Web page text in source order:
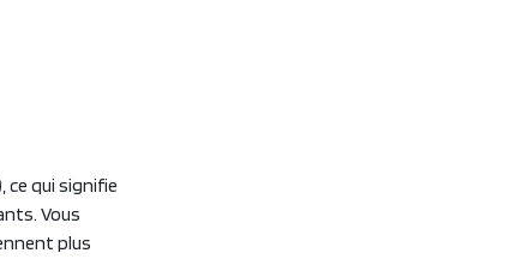
ce qui signifie
Vous
plus